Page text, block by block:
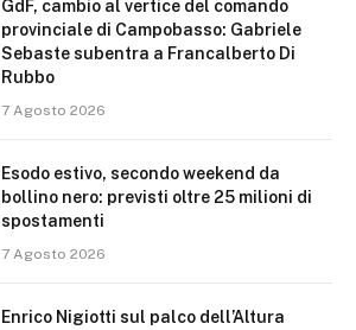
GdF, cambio al vertice del comando
provinciale di Campobasso: Gabriele
Sebaste subentra a Francalberto Di
Rubbo
7 Agosto 2026
Esodo estivo, secondo weekend da
bollino nero: previsti oltre 25 milioni di
spostamenti
7 Agosto 2026
Enrico Nigiotti sul palco dell’Altura